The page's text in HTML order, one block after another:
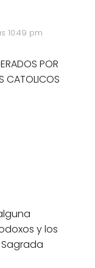
10:49 pm
POR
CATOLICOS
y los